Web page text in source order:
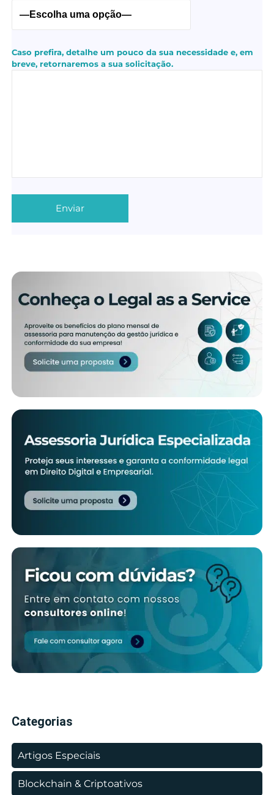
Caso prefira, detalhe um pouco da sua necessidade e, em
breve, retornaremos a sua solicitação.
Categorias
Artigos Especiais
Blockchain & Criptoativos